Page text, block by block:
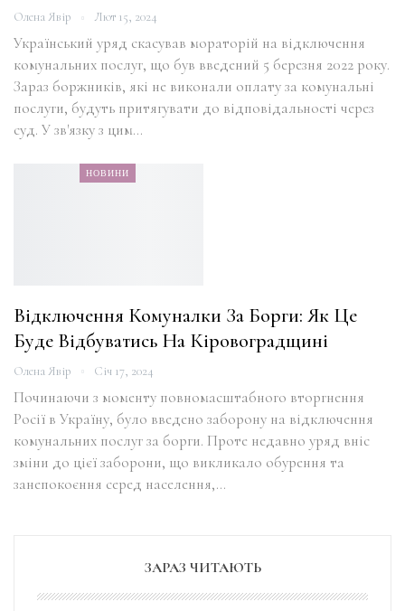
Олена Явір Лют 15, 2024
Український уряд скасував мораторій на відключення
комунальних послуг, що був введений 5 березня 2022 року.
Зараз боржників, які не виконали оплату за комунальні
послуги, будуть притягувати до відповідальності через
суд. У зв'язку з цим…
НОВИНИ
Відключення Комуналки За Борги: Як Це
Буде Відбуватись На Кіровоградщині
Олена Явір Січ 17, 2024
Починаючи з моменту повномасштабного вторгнення
Росії в Україну, було введено заборону на відключення
комунальних послуг за борги. Проте недавно уряд вніс
зміни до цієї заборони, що викликало обурення та
занепокоєння серед населення,…
ЗАРАЗ ЧИТАЮТЬ